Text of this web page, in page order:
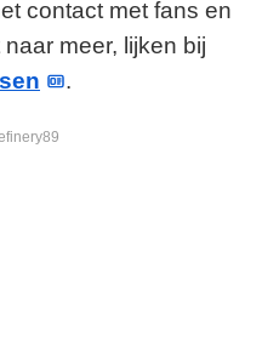
contact met fans en
meer, lijken bij
.